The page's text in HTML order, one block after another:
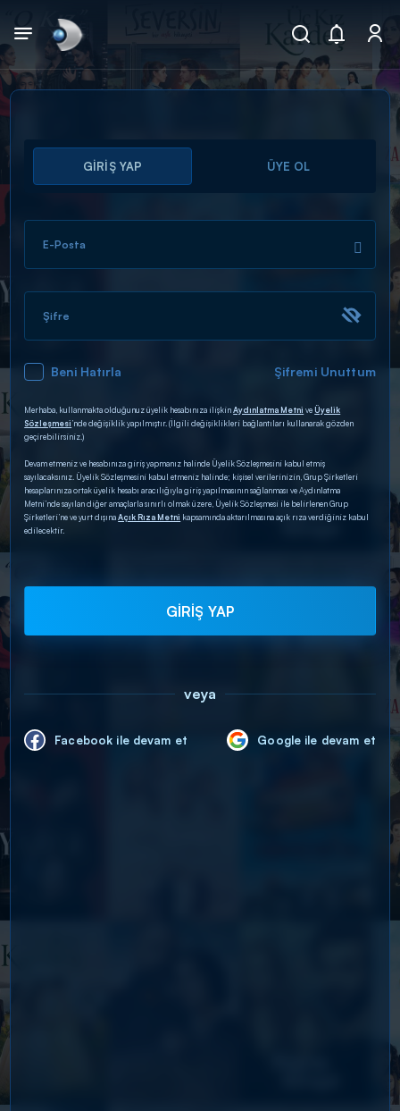
Arama
ARAMA SONUÇLARI
DİĞER SONUÇLAR
GİRİŞ YAP ÜYE OL
E-Posta
Şifre
Beni Hatırla Şifremi Unuttum
Merhaba, kullanmakta olduğunuz üyelik hesabınıza ilişkinAydınlatma Metni veÜyelik
Sözleşmesi’nde değişiklik yapılmıştır. (İlgili değişiklikleri bağlantıları kullanarak gözden
geçirebilirsiniz.)
Devam etmeniz ve hesabınıza giriş yapmanız halinde Üyelik Sözleşmesini kabul etmiş
sayılacaksınız. Üyelik Sözleşmesini kabul etmeniz halinde; kişisel verilerinizin, Grup Şirketleri
hesaplarınıza ortak üyelik hesabı aracılığıyla giriş yapılmasının sağlanması ve Aydınlatma
Metni’nde sayılan diğer amaçlarla sınırlı olmak üzere, Üyelik Sözleşmesi ile belirlenen Grup
Şirketleri’ne ve yurt dışınaAçık Rıza Metni kapsamında aktarılmasına açık rıza verdiğiniz kabul
edilecektir.
GİRİŞ YAP
veya
Facebook ile devam et Google ile devam et